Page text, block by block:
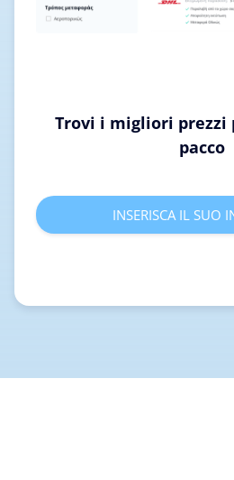
Trovi i migliori prezzi
pacco
INSERISCA IL SUO